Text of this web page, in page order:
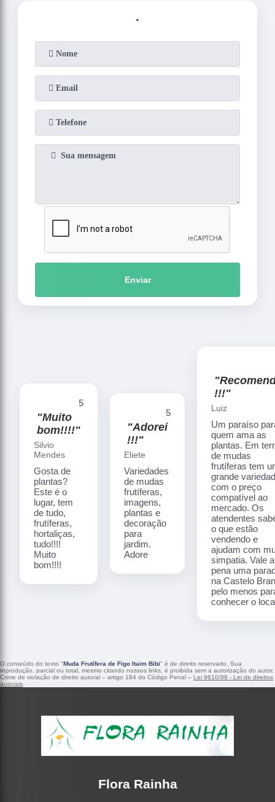
.
Enviar
5
"Muito
bom!!!!"
Silvio
Mendes
Gosta de
plantas?
Este é o
lugar, tem
de tudo,
frutíferas,
hortaliças,
tudo!!!!
Muito
bom!!!!
5
"Adorei
!!!"
Eliete
Variedades
de mudas
frutíferas,
imagens,
plantas e
decoração
para
jardim.
Adore
!!!"
Luiz
Um paraíso
quem ama as
plantas. Em
de mudas
frutíferas tem
grande
com o preço
compatível ao
mercado. Os
atendentes
o que estão
vendendo e
ajudam com
simpatia. Vale a
pena uma
na Castelo
pelo menos
conhecer o
O conteúdo do texto "Muda Frutífera de Figo Itaim Bibi" é de direito reservado. Sua
reprodução, parcial ou total, mesmo citando nossos links, é proibida sem a autorização do autor.
Crime de violação de direito autoral – artigo 184 do Código Penal – Lei 9610/98 - Lei de direitos
autorais
Flora Rainha